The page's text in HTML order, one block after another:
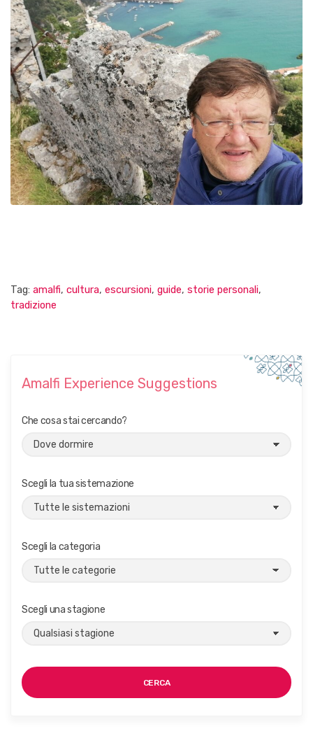
Tag: amalfi, cultura, escursioni, guide, storie personali,
tradizione
Amalfi Experience Suggestions
Che cosa stai cercando?
Scegli la tua sistemazione
Scegli la categoria
Scegli una stagione
CERCA